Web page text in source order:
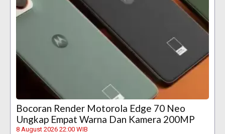
Bocoran Render Motorola Edge 70 Neo
Ungkap Empat Warna Dan Kamera 200MP
8 August 2026 22:00 WIB